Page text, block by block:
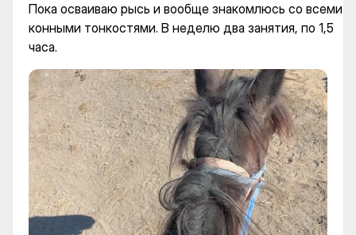
Пока осваиваю рысь и вообще знакомлюсь со всеми
конными тонкостями. В неделю два занятия, по 1,5
часа.